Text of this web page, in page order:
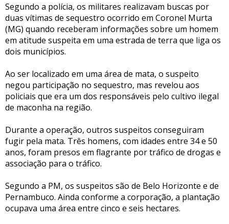
Segundo a polícia, os militares realizavam buscas por
duas vítimas de sequestro ocorrido em Coronel Murta
(MG) quando receberam informações sobre um homem
em atitude suspeita em uma estrada de terra que liga os
dois municípios.
Ao ser localizado em uma área de mata, o suspeito
negou participação no sequestro, mas revelou aos
policiais que era um dos responsáveis pelo cultivo ilegal
de maconha na região.
Durante a operação, outros suspeitos conseguiram
fugir pela mata. Três homens, com idades entre 34 e 50
anos, foram presos em flagrante por tráfico de drogas e
associação para o tráfico.
Segundo a PM, os suspeitos são de Belo Horizonte e de
Pernambuco. Ainda conforme a corporação, a plantação
ocupava uma área entre cinco e seis hectares.